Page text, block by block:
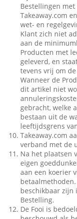
Bestellingen
Takeaway.com
wet- en
Klant zich niet
aan de
Producten met
geleverd, en
tevens vrij om
Wanneer de
dit artikel niet
gebracht, welke
bestaan uit de
leeftijdsgrens
Takeaway.com
verband met de
Na het plaatsen
eigen
aan een koerier
beschikbaar zijn
Bestelling.
De Fooi is